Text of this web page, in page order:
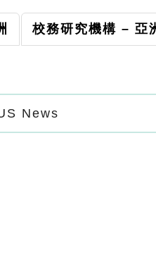
校務研究機構 – 亞
News